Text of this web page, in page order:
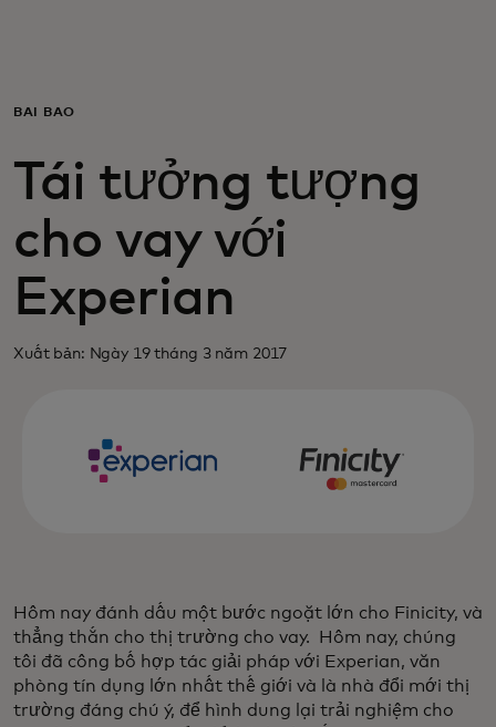
Dành cho doanh nghiệp
Dành cho thế giới
Dành cho nhà đổi mới
Tin tức và xu hướng
BÀI BÁO
Tái tưởng tượng
cho vay với
Experian
Xuất bản: Ngày 19 tháng 3 năm 2017
Hôm nay đánh dấu một bước ngoặt lớn cho Finicity, và
thẳng thắn cho thị trường cho vay. Hôm nay, chúng
tôi đã công bố hợp tác giải pháp với Experian, văn
phòng tín dụng lớn nhất thế giới và là nhà đổi mới thị
trường đáng chú ý, để hình dung lại trải nghiệm cho